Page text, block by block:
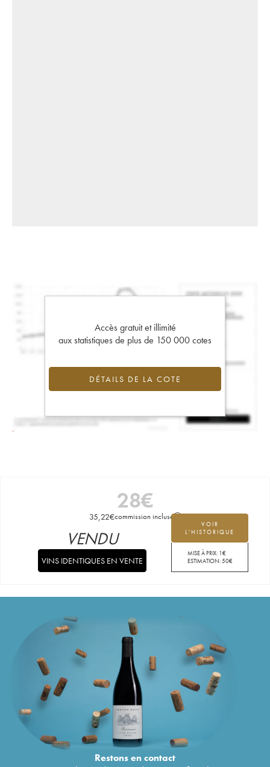
Accès gratuit et illimité
aux statistiques de plus de 150 000 cotes
DÉTAILS DE LA COTE
28€
35,22€commission incluse
VOIR
L'HISTORIQUE
MISE À PRIX: 1€
ESTIMATION:50€
VENDU
VINS IDENTIQUES EN VENTE
Restons encontact